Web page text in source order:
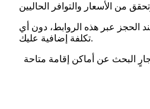
الحجز عبر هذه الروابط، دون أي
تكلفة إضافية عليك.